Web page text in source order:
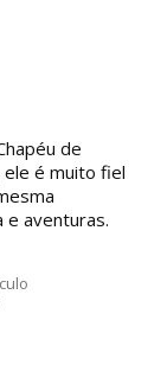
de
ele é muito fiel
e aventuras.